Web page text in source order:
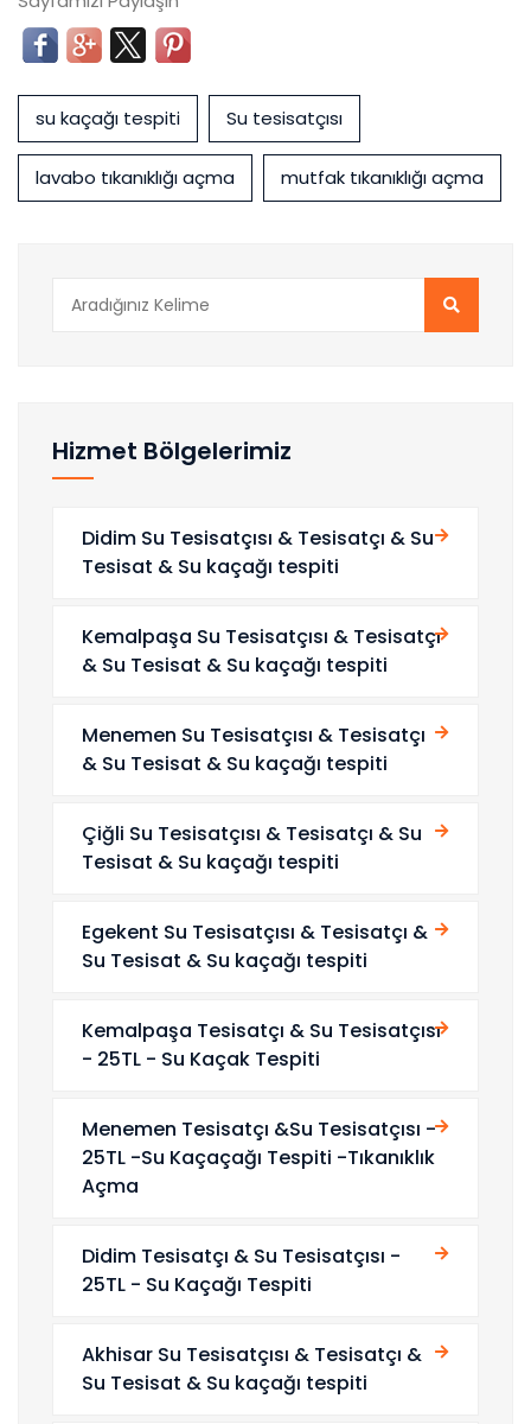
su kaçağı tespiti Su tesisatçısı
lavabo tıkanıklığı açma mutfak tıkanıklığı açma
Hizmet Bölgelerimiz
Didim Su Tesisatçısı & Tesisatçı & Su
Tesisat & Su kaçağı tespiti
Kemalpaşa Su Tesisatçısı & Tesisatçı
& Su Tesisat & Su kaçağı tespiti
Menemen Su Tesisatçısı & Tesisatçı
& Su Tesisat & Su kaçağı tespiti
Çiğli Su Tesisatçısı & Tesisatçı & Su
Tesisat & Su kaçağı tespiti
Egekent Su Tesisatçısı & Tesisatçı &
Su Tesisat & Su kaçağı tespiti
Kemalpaşa Tesisatçı & Su Tesisatçısı
- 25TL - Su Kaçak Tespiti
Menemen Tesisatçı &Su Tesisatçısı -
25TL -Su Kaçaçağı Tespiti -Tıkanıklık
Açma
Didim Tesisatçı & Su Tesisatçısı -
25TL - Su Kaçağı Tespiti
Akhisar Su Tesisatçısı & Tesisatçı &
Su Tesisat & Su kaçağı tespiti